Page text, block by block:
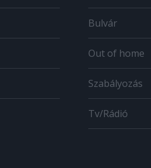
Bulvár
Out of home
Szabályozás
Tv/Rádió